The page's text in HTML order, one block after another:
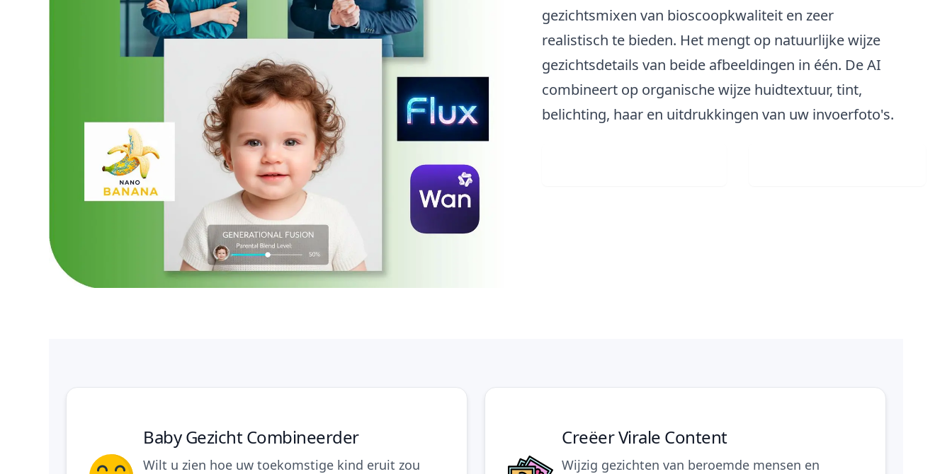
gezichtsmixen van bioscoopkwaliteit en zeer
realistisch te bieden. Het mengt op natuurlijke wijze
gezichtsdetails van beide afbeeldingen in één. De AI
combineert op organische wijze huidtextuur, tint,
belichting, haar en uitdrukkingen van uw invoerfoto's.
Baby Gezicht Combineerder
Wilt u zien hoe uw toekomstige kind eruit zou
Creëer Virale Content
Wijzig gezichten van beroemde mensen en